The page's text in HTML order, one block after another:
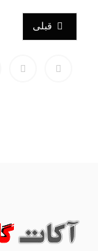
قبلی